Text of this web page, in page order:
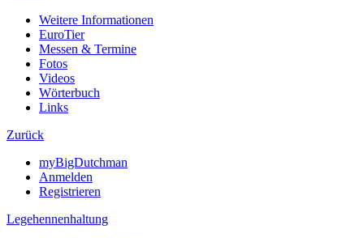
Weitere Informationen
EuroTier
Messen & Termine
Fotos
Videos
Wörterbuch
Links
Zurück
myBigDutchman
Anmelden
Registrieren
Legehennenhaltung